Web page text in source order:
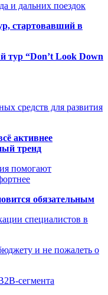
и дальних поездок
стартовавший в
тур “Don’t Look Down
средств для развития
активнее
тренд
помогают
обязательным
специалистов в
и не пожалеть о
сегмента